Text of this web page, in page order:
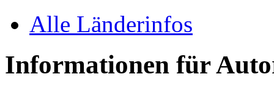
Alle Länderinfos
Informationen für